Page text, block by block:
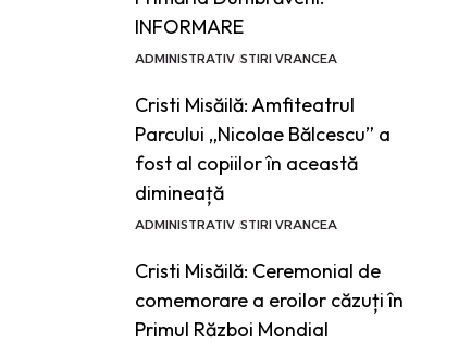
INFORMARE
ADMINISTRATIV STIRI VRANCEA
Cristi Misăilă: Amfiteatrul
Parcului „Nicolae Bălcescu” a
fost al copiilor în această
dimineață
ADMINISTRATIV STIRI VRANCEA
Cristi Misăilă: Ceremonial de
comemorare a eroilor căzuți în
Primul Război Mondial